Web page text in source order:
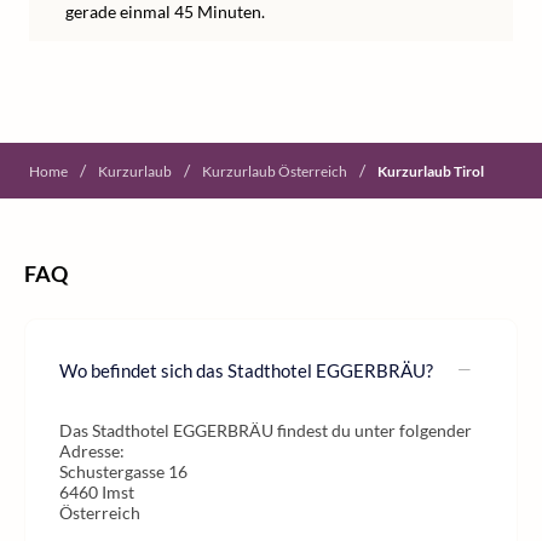
gerade einmal 45 Minuten.
Home / Kurzurlaub / Kurzurlaub Österreich / Kurzurlaub Tirol
FAQ
Wo befindet sich das Stadthotel EGGERBRÄU?
Das Stadthotel EGGERBRÄU findest du unter folgender
Adresse:
Schustergasse 16
6460 Imst
Österreich